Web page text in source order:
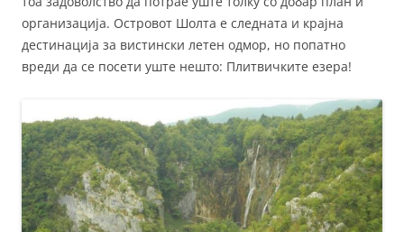
b
o
o
n
g
er
организација. Островот Шолта е следната и крајна
дестинација за вистински летен одмор, но попатно
вреди да се посети уште нешто: Плитвичките езера!